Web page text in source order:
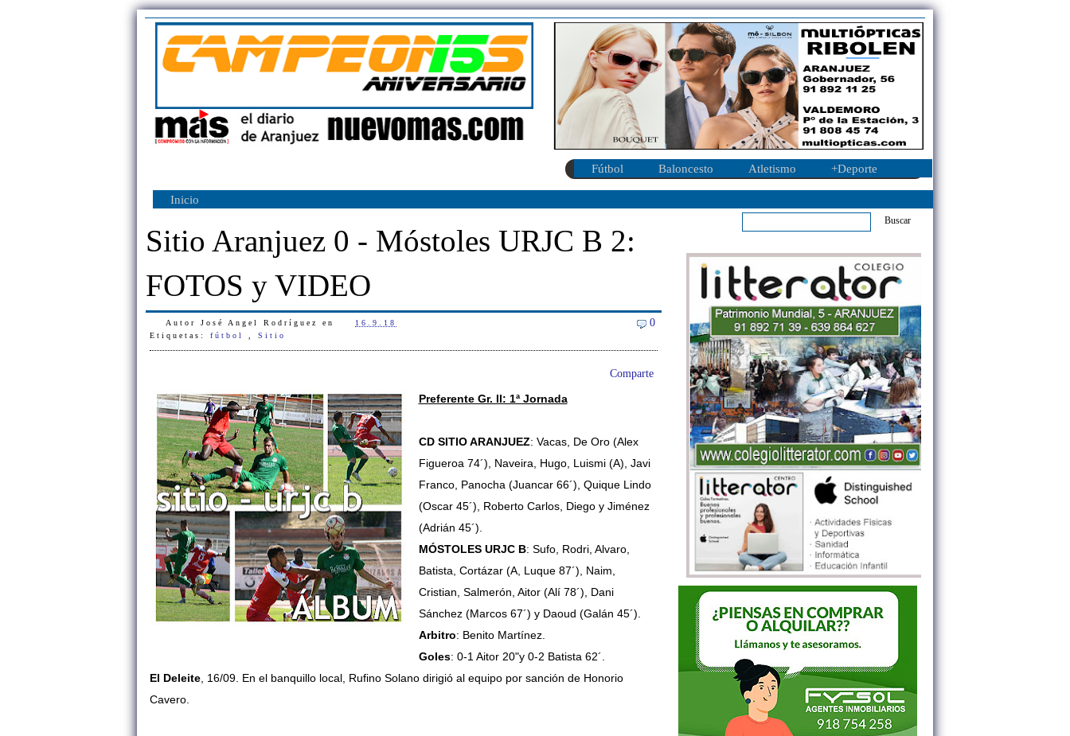
Fútbol Baloncesto Atletismo +Deporte
Inicio
Sitio Aranjuez 0 - Móstoles URJC B 2:
FOTOS y VIDEO
Autor José Angel Rodríguez en 16.9.18 0
Etiquetas: fútbol Sitio
Comparte
Preferente Gr. II: 1ª Jornada
CD SITIO ARANJUEZ: Vacas, De Oro (Alex
Figueroa 74´), Naveira, Hugo, Luismi (A), Javi
Franco, Panocha (Juancar 66´), Quique Lindo
(Oscar 45´), Roberto Carlos, Diego y Jiménez
(Adrián 45´).
MÓSTOLES URJC B: Sufo, Rodri, Alvaro,
Batista, Cortázar (A, Luque 87´), Naim,
Cristian, Salmerón, Aitor (Alí 78´), Dani
Sánchez (Marcos 67´) y Daoud (Galán 45´).
Arbitro: Benito Martínez.
Goles: 0-1 Aitor 20"y 0-2 Batista 62´.
El Deleite, 16/09. En el banquillo local, Rufino Solano dirigió al equipo por sanción de Honorio
Cavero.